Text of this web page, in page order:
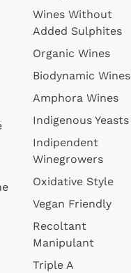
Wines Without
Added Sulphites
Organic Wines
Biodynamic Wines
Amphora Wines
Indigenous Yeasts
Indipendent
Winegrowers
Oxidative Style
Vegan Friendly
Recoltant
Manipulant
Triple A